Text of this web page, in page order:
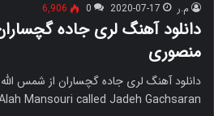
م.ر 2020-07-17
0
6,906
دانلود آهنگ لری جاده
منصوری
Mansouri called Jadeh Gachsaran ♥♥♥♥♥…